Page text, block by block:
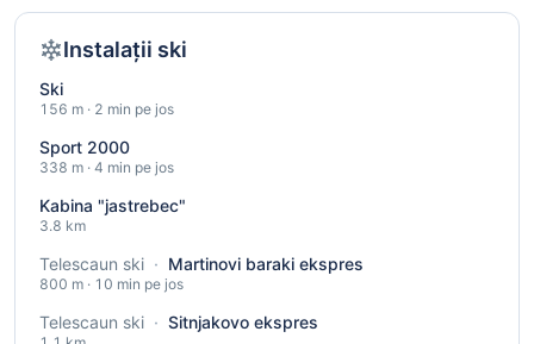
Instalații ski
Ski
156 m · 2 min pe jos
Sport 2000
338 m · 4 min pe jos
Kabina "jastrebec"
3.8 km
Telescaun ski · Martinovi baraki ekspres
800 m · 10 min pe jos
Telescaun ski · Sitnjakovo ekspres